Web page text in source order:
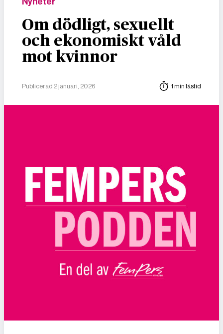
Om dödligt, sexuellt
och ekonomiskt våld
mot kvinnor
Publicerad 2 januari, 2026 1 min lästid